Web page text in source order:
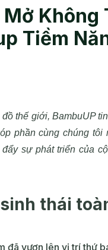
Không
Tiềm
thế giới, BambuUP
phần cùng chúng tôi
sự phát triển của
thái
đã vươn lên vị trí thứ